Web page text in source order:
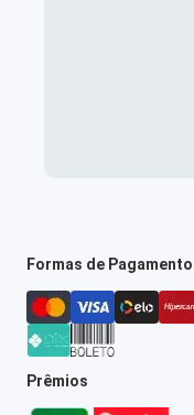
Formas de Pagamento
Prêmios